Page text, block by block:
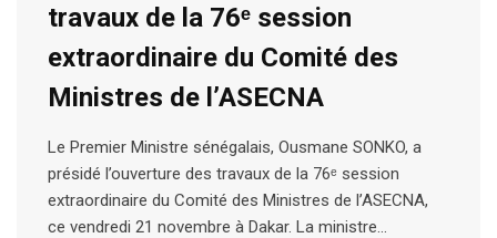
travaux de la 76ᵉ session
extraordinaire du Comité des
Ministres de l’ASECNA
Le Premier Ministre sénégalais, Ousmane SONKO, a
présidé l’ouverture des travaux de la 76ᵉ session
extraordinaire du Comité des Ministres de l’ASECNA,
ce vendredi 21 novembre à Dakar. La ministre…